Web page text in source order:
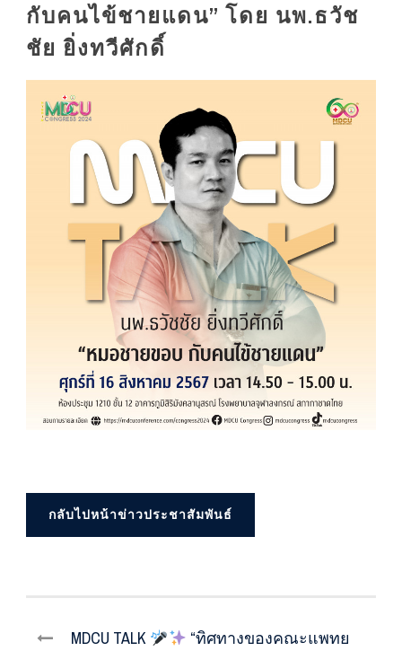
กับคนไข้ชายแดน” โดย นพ.ธวัช
ชัย ยิ่งทวีศักดิ์
กลับไปหน้าข่าวประชาสัมพันธ์
MDCU TALK
“ทิศทางของคณะแพทย